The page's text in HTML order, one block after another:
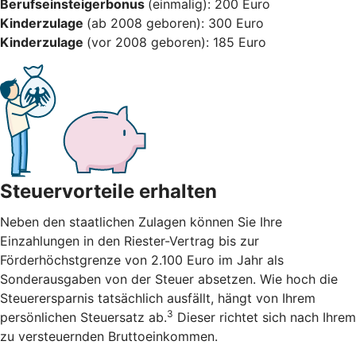
Berufseinsteigerbonus (einmalig): 200 Euro
Kinderzulage (ab 2008 geboren): 300 Euro
Kinderzulage (vor 2008 geboren): 185 Euro
Steuervorteile erhalten
Neben den staatlichen Zulagen können Sie Ihre
Einzahlungen in den Riester-Vertrag bis zur
Förderhöchstgrenze von 2.100 Euro im Jahr als
Sonderausgaben von der Steuer absetzen. Wie hoch die
Steuerersparnis tatsächlich ausfällt, hängt von Ihrem
persönlichen Steuersatz ab.3 Dieser richtet sich nach Ihrem
zu versteuernden Bruttoeinkommen.